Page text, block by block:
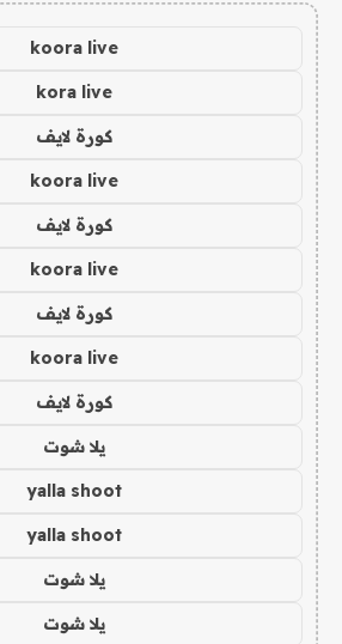
koora live
kora live
كورة لايف
koora live
كورة لايف
koora live
كورة لايف
koora live
كورة لايف
يلا شوت
yalla shoot
yalla shoot
يلا شوت
يلا شوت